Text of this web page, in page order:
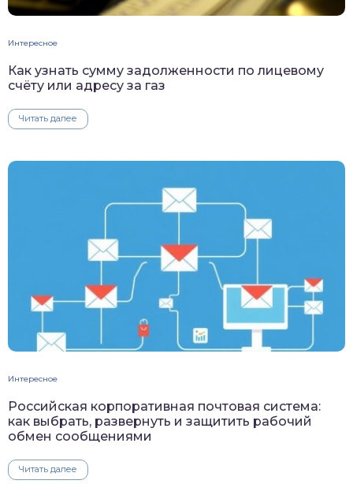
Интересное
Как узнать сумму задолженности по лицевому
счёту или адресу за газ
Читать далее
Интересное
Российская корпоративная почтовая система:
как выбрать, развернуть и защитить рабочий
обмен сообщениями
Читать далее